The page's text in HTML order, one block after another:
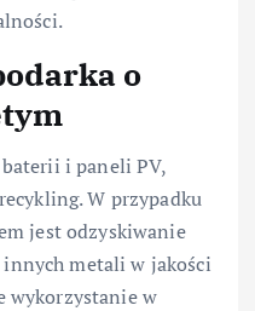
o
i paneli PV,
W przypadku
jest odzyskiwanie
metali w jakości
wykorzystanie w